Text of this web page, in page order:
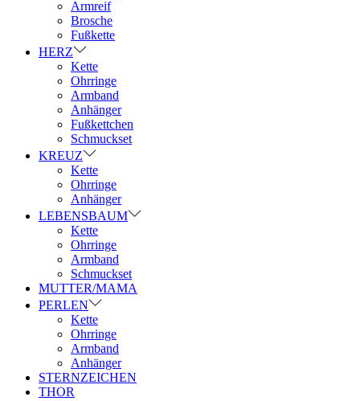
Armreif
Brosche
Fußkette
HERZ
Kette
Ohrringe
Armband
Anhänger
Fußkettchen
Schmuckset
KREUZ
Kette
Ohrringe
Anhänger
LEBENSBAUM
Kette
Ohrringe
Armband
Schmuckset
MUTTER/MAMA
PERLEN
Kette
Ohrringe
Armband
Anhänger
STERNZEICHEN
THOR